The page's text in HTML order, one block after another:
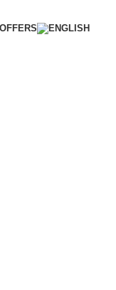
OFFERS